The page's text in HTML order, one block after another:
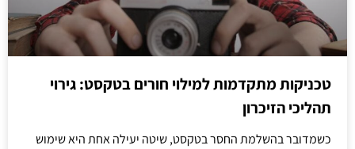
טכניקות מתקדמות למילוי חורים בטקסט: גירוי
תהליכי הזיכרון
כשמדובר בהשלמת החסר בטקסט, שיטה יעילה אחת היא שימוש